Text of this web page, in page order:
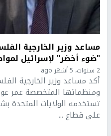
مساعد وزير الخارجية
"ضوء أخضر" لإسرائيل
2 سنوات، 5 أشهر ago
أكد مساعد وزير الخارجية
ومنظماتها المتخصصة عمر
تستخدمه الولايات
على قطاع ...